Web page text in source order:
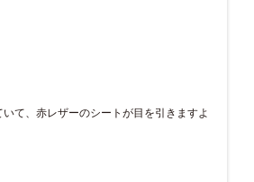
て、赤レザーのシートが目を引きますよ